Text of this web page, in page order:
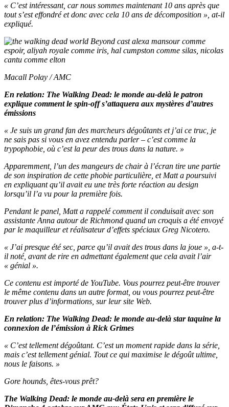
« C’est intéressant, car nous sommes maintenant 10 ans après que
tout s’est effondré et donc avec cela 10 ans de décomposition », at-il
expliqué.
Macall Polay / AMC
En relation: The Walking Dead: le monde au-delà le patron
explique comment le spin-off s’attaquera aux mystères d’autres
émissions
« Je suis un grand fan des marcheurs dégoûtants et j’ai ce truc, je
ne sais pas si vous en avez entendu parler – c’est comme la
trypophobie, où c’est la peur des trous dans la nature. »
Apparemment, l’un des mangeurs de chair à l’écran tire une partie
de son inspiration de cette phobie particulière, et Matt a poursuivi
en expliquant qu’il avait eu une très forte réaction au design
lorsqu’il l’a vu pour la première fois.
Pendant le panel, Matt a rappelé comment il conduisait avec son
assistante Anna autour de Richmond quand un croquis a été envoyé
par le maquilleur et réalisateur d’effets spéciaux Greg Nicotero.
« J’ai presque été sec, parce qu’il avait des trous dans la joue », a-t-
il noté, avant de rire en admettant également que cela avait l’air
« génial ».
Ce contenu est importé de YouTube. Vous pourrez peut-être trouver
le même contenu dans un autre format, ou vous pourrez peut-être
trouver plus d’informations, sur leur site Web.
En relation: The Walking Dead: le monde au-delà star taquine la
connexion de l’émission à Rick Grimes
« C’est tellement dégoûtant. C’est un moment rapide dans la série,
mais c’est tellement génial. Tout ce qui maximise le dégoût ultime,
nous le faisons. »
Gore hounds, êtes-vous prêt?
The Walking Dead: le monde au-delà sera en première le